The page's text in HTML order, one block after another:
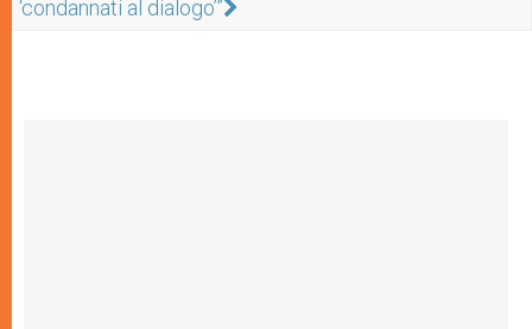
‘condannati al dialogo’”